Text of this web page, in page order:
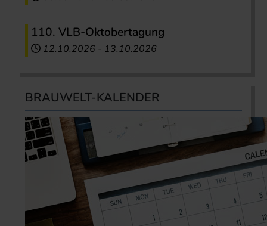
110. VLB-Oktobertagung
12.10.2026 - 13.10.2026
BRAUWELT-KALENDER